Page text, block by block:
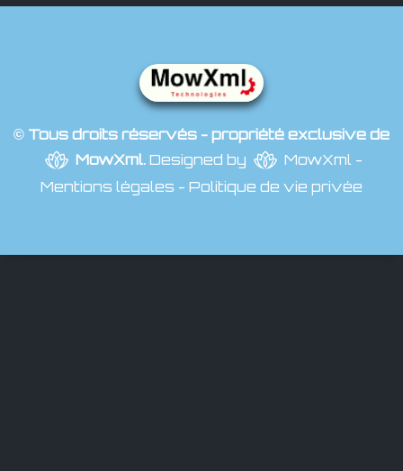
© Tous droits réservés - propriété exclusive de
MowXml.Designed by MowXml -
Mentions légales - Politique de vie privée